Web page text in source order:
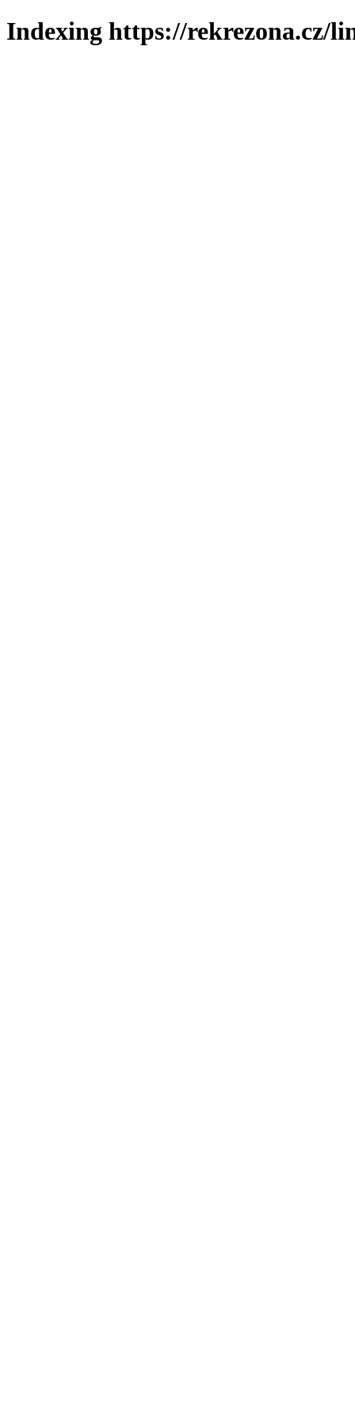
Indexing https://rekrezona.cz/